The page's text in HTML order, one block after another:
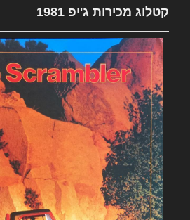
קטלוג מכירות ג'יפ 1981